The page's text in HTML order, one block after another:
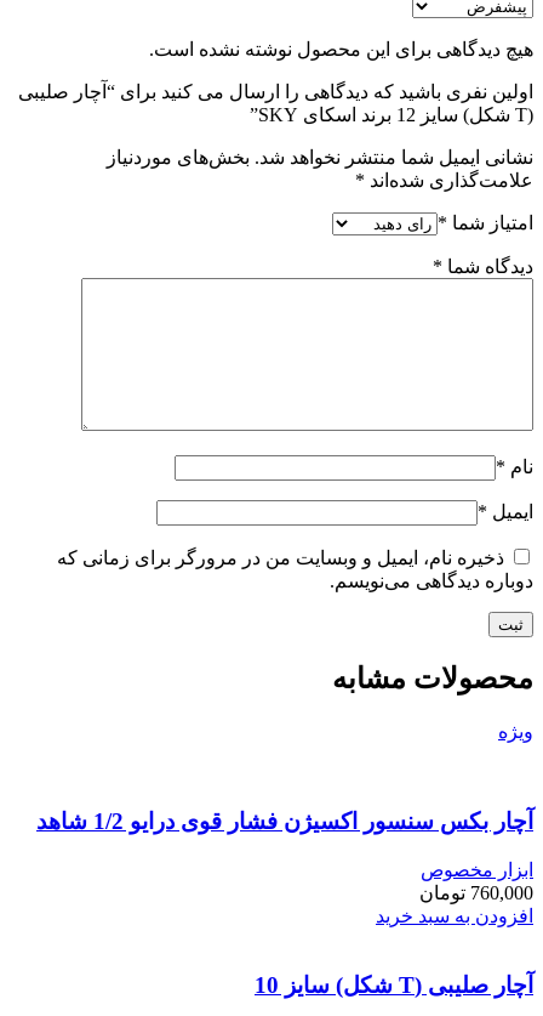
هیچ دیدگاهی برای این محصول نوشته نشده است.
اولین نفری باشید که دیدگاهی را ارسال می کنید برای “آچار صلیبی
(T شکل) سایز 12 برند اسکای SKY”
نشانی ایمیل شما منتشر نخواهد شد. بخش‌های موردنیاز
علامت‌گذاری شده‌اند *
امتیاز شما *
دیدگاه شما *
نام *
ایمیل *
ذخیره نام، ایمیل و وبسایت من در مرورگر برای زمانی که
دوباره دیدگاهی می‌نویسم.
محصولات مشابه
ویژه
آچار بکس سنسور اکسیژن فشار قوی درایو 1/2 شاهد
ابزار مخصوص
760,000 تومان
افزودن به سبد خرید
آچار صلیبی (T شکل) سایز 10